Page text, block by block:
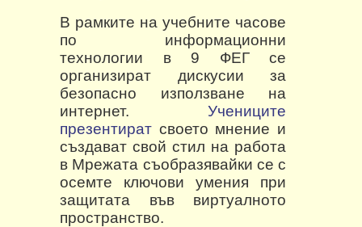
В рамките на учебните часове
по информационни
технологии в 9 ФЕГ се
организират дискусии за
безопасно използване на
интернет. Учениците
презентират своето мнение и
създават свой стил на работа
в Мрежата съобразявайки се с
осемте ключови умения при
защитата във виртуалното
пространство.